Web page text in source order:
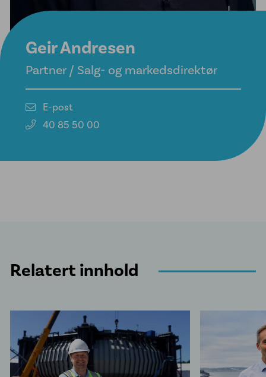
Geir Andresen
Partner / Salg- og markedsdirektør
E-post
40 85 50 00
Relatert innhold